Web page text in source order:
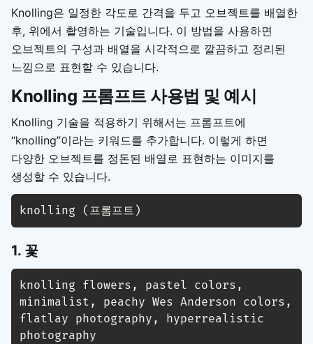
Knolling은 일정한 각도로 간격을 두고 오브젝트를 배열한
후, 위에서 촬영하는 기술입니다. 이 방법을 사용하면
오브젝트의 구성과 배열을 시각적으로 깔끔하고 정리된
느낌으로 표현할 수 있습니다.
Knolling 프롬프트 사용법 및 예시
Knolling 기술을 적용하기 위해서는 프롬프트에
“knolling”이라는 키워드를 추가합니다. 이렇게 하면
다양한 오브젝트를 정돈된 배열로 표현하는 이미지를
생성할 수 있습니다.
knolling ( 프롬프트 )
1. 꽃
knolling flowers , pastel colors ,
minimalist , peachy Wes Anderson colors ,
flatlay photography ,
hyperrealistic
photography